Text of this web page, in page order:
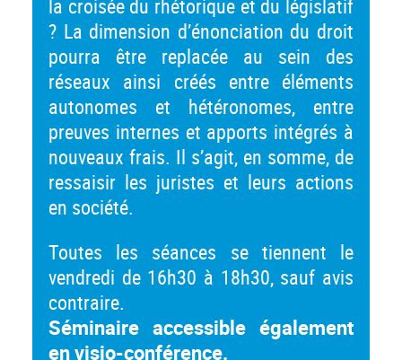
la croisée du rhétorique et du législatif
? La dimension d’énonciation du droit
pourra être replacée au sein des
réseaux ainsi créés entre éléments
autonomes et hétéronomes, entre
preuves internes et apports intégrés à
nouveaux frais. Il s’agit, en somme, de
ressaisir les juristes et leurs actions
en société.
Toutes les séances se tiennent le
vendredi de 16h30 à 18h30, sauf avis
contraire.
Séminaire accessible également
en visio-conférence.